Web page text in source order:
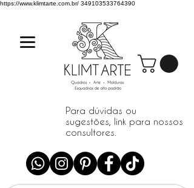
https://www.klimtarte.com.br/ 349103533764390
Para dúvidas ou
sugestões, link para nossos
consultores.